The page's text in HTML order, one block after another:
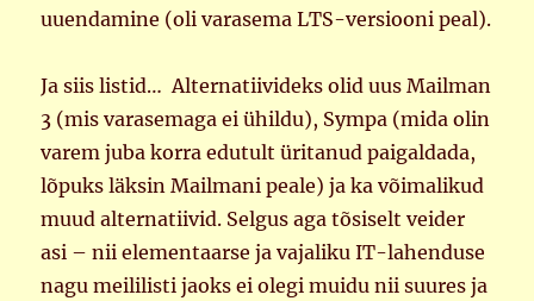
uuendamine (oli varasema LTS-versiooni peal).
Ja siis listid… Alternatiivideks olid uus Mailman
3 (mis varasemaga ei ühildu), Sympa (mida olin
varem juba korra edutult üritanud paigaldada,
lõpuks läksin Mailmani peale) ja ka võimalikud
muud alternatiivid. Selgus aga tõsiselt veider
asi – nii elementaarse ja vajaliku IT-lahenduse
nagu meililisti jaoks ei olegi muidu nii suures ja